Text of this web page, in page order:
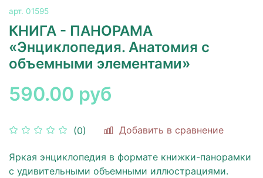
арт. 01595
КНИГА - ПАНОРАМА
«Энциклопедия. Анатомия с
объемными элементами»
(0) Добавить в сравнение
590.00 руб
Яркая энциклопедия в формате книжки-панорамки
с удивительными объемными иллюстрациями.